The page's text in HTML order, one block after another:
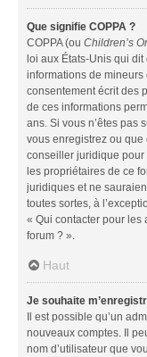
Que signifie COPPA ?
COPPA (ou Children’s
loi aux États-Unis qui
informations de
consentement écrit des
de ces informations
ans. Si vous n’êtes pas
vous enregistrez ou que
conseiller juridique pour
les propriétaires de ce
juridiques et ne
toutes sortes, à
« Qui contacter pour les
forum ? ».
Haut
Je souhaite
Il est possible qu’un
nouveaux comptes. Il
nom d’utilisateur que